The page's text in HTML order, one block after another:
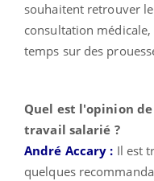
souhaitent retrouver
consultation
temps sur des
Quel est l'opinion
travail salarié ?
André Accary : Il est
quelques